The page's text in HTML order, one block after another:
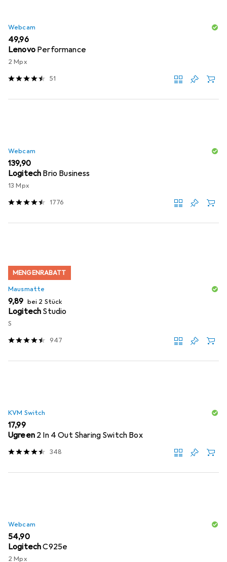
Webcam
EUR
49,96
Lenovo Performance
2 Mpx
51
Webcam
EUR
139,90
Logitech Brio Business
13 Mpx
1776
MENGENRABATT
Mausmatte
EUR
9,89 bei 2 Stück
Logitech Studio
S
947
KVM Switch
EUR
17,99
Ugreen 2 In 4 Out Sharing Switch Box
348
Webcam
EUR
54,90
LogitechC925e
2 Mpx